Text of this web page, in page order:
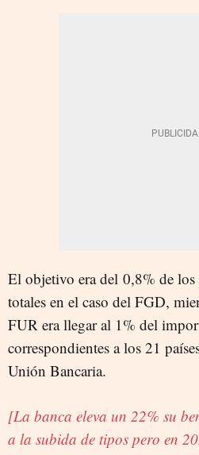
El objetivo era del 0,8% de los
totales en el caso del FGD,
FUR era llegar al 1% del
correspondientes a los 21
Unión Bancaria.
[La banca eleva un 22% su
a la subida de tipos pero en